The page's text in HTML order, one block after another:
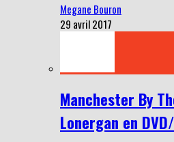
Megane Bouron
29 avril 2017
Manchester By
Lonergan en